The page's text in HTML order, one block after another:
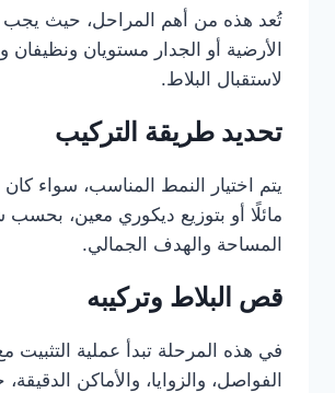
تُعد هذه من أهم المراحل، حيث يجب
الأرضية أو الجدار مستويان ونظيفان
لاستقبال البلاط.
تحديد طريقة التركيب
يتم اختيار النمط المناسب، سواء كان
مائلًا أو بتوزيع ديكوري معين،
المساحة والهدف الجمالي.
قص البلاط وتركيبه
في هذه المرحلة تبدأ عملية التثبيت
الفواصل، والزوايا، والأماكن